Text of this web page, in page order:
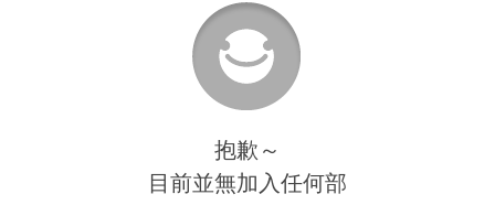
抱歉～
目前並無加入任何部